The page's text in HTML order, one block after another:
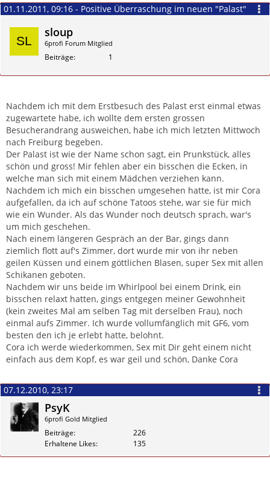
01.11.2011, 09:16 - Positive Überraschung im neuen "Palast"
sloup
6profi Forum Mitglied
Beiträge 1
Nachdem ich mit dem Erstbesuch des Palast erst einmal etwas
zugewartete habe, ich wollte dem ersten grossen
Besucherandrang ausweichen, habe ich mich letzten Mittwoch
nach Freiburg begeben.
Der Palast ist wie der Name schon sagt, ein Prunkstück, alles
schön und gross! Mir fehlen aber ein bisschen die Ecken, in
welche man sich mit einem Mädchen verziehen kann.
Nachdem ich mich ein bisschen umgesehen hatte, ist mir Cora
aufgefallen, da ich auf schöne Tatoos stehe, war sie für mich
wie ein Wunder. Als das Wunder noch deutsch sprach, war's
um mich geschehen.
Nach einem längeren Gespräch an der Bar, gings dann
ziemlich flott auf's Zimmer, dort wurde mir von ihr neben
geilen Küssen und einem göttlichen Blasen, super Sex mit allen
Schikanen geboten.
Nachdem wir uns beide im Whirlpool bei einem Drink, ein
bisschen relaxt hatten, gings entgegen meiner Gewohnheit
(kein zweites Mal am selben Tag mit derselben Frau), noch
einmal aufs Zimmer. Ich wurde vollumfänglich mit GF6, vom
besten den ich je erlebt hatte, belohnt.
Cora ich werde wiederkommen, Sex mit Dir geht einem nicht
einfach aus dem Kopf, es war geil und schön, Danke Cora
Zitieren
07.12.2010, 23:17
PsyK
6profi Gold Mitglied
Beiträge
226
Erhaltene Likes
135